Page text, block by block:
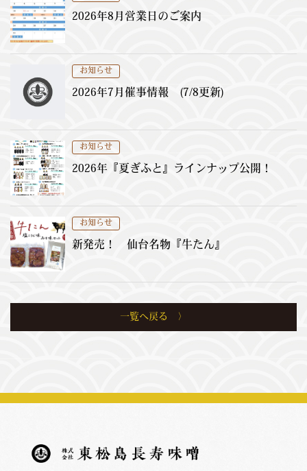
2026年8月営業日のご案内
お知らせ
2026年7月催事情報 (7/8更新)
お知らせ
2026年『夏ぎふと』ラインナップ公開！
お知らせ
新発売！ 仙台名物『牛たん』
一覧へ戻る